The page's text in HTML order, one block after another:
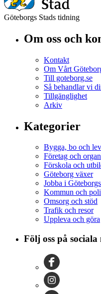
Göteborgs Stads tidning
Om oss och
Kontakt
Om Vårt
Till goteborg.se
Så behandlar vi
Tillgänglighet
Arkiv
Kategorier
Bygga, bo och
Företag och
Förskola och
Göteborg växer
Jobba i
Kommun och
Omsorg och stöd
Trafik och resor
Uppleva och göra
Följ oss på sociala